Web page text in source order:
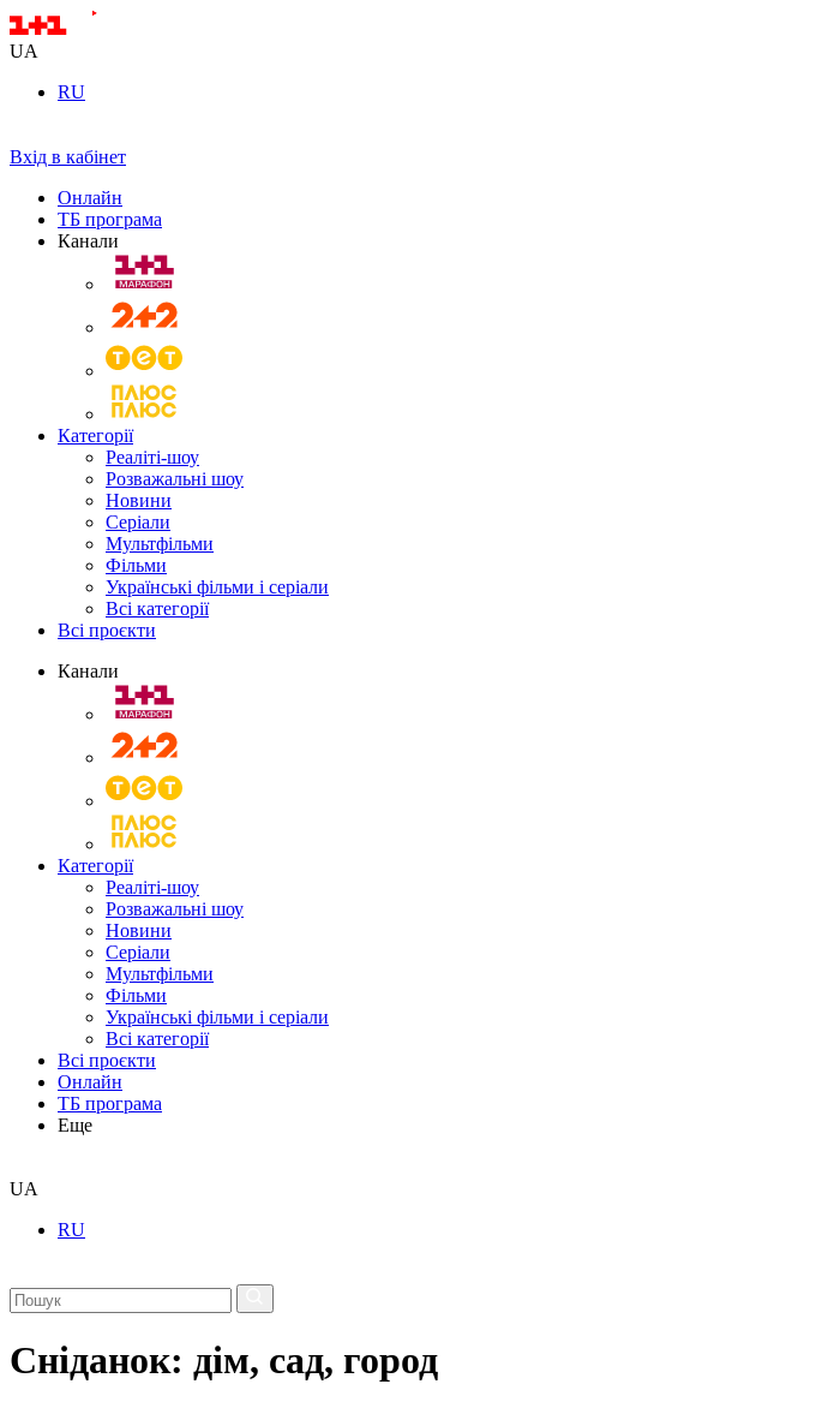
UA
RU
Вхід в кабінет
Онлайн
ТБ програма
Канали
Категорії
Реаліті-шоу
Розважальні шоу
Новини
Серіали
Мультфільми
Фільми
Українські фільми і серіали
Всі категорії
Всі проєкти
Канали
Категорії
Реаліті-шоу
Розважальні шоу
Новини
Серіали
Мультфільми
Фільми
Українські фільми і серіали
Всі категорії
Всі проєкти
Онлайн
ТБ програма
Еще
UA
RU
Сніданок: дім, сад, город